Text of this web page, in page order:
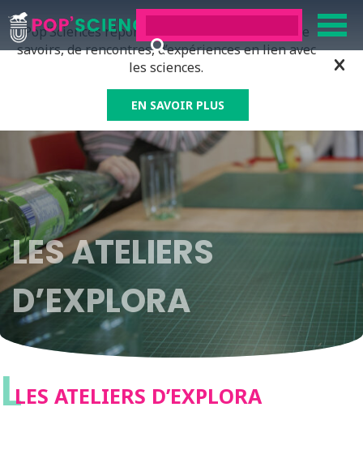
Pop’Sciences répond à tous ceux qui ont soif de
savoirs, de rencontres, d’expériences en lien avec
les sciences.
EN SAVOIR PLUS
LES ATELIERS
D’EXPLORA
LLES ATELIERS D’EXPLORA